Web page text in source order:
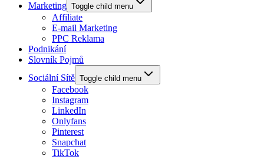
Marketing Toggle child menu
Affiliate
E-mail Marketing
PPC Reklama
Podnikání
Slovník Pojmů
Sociální Sítě Toggle child menu
Facebook
Instagram
LinkedIn
Onlyfans
Pinterest
Snapchat
TikTok